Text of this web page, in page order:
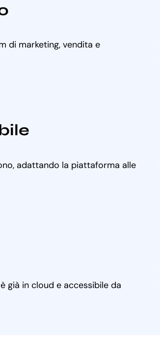
di marketing, vendita e
adattando la piattaforma alle
già in cloud e accessibile da